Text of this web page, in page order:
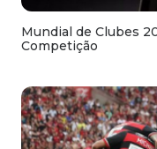
Mundial de Clubes
Competição